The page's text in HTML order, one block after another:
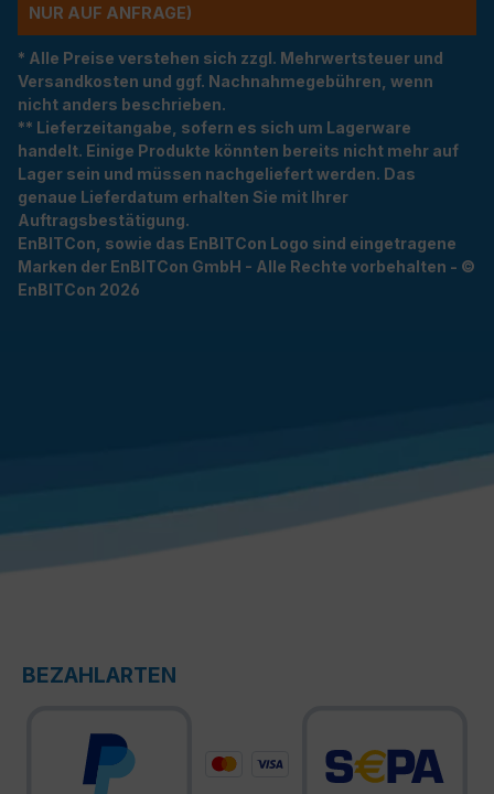
R AUF ANFRAGE)
* Alle Preise verstehen sich zzgl. Mehrwertsteuer und
Versandkosten und ggf. Nachnahmegebühren, wenn
nicht anders beschrieben.
** Lieferzeitangabe, sofern es sich um Lagerware
handelt. Einige Produkte könnten bereits nicht mehr auf
Lager sein und müssen nachgeliefert werden. Das
genaue Lieferdatum erhalten Sie mit Ihrer
Auftragsbestätigung.
EnBITCon, sowie das EnBITCon Logo sind eingetragene
Marken der EnBITCon GmbH - Alle Rechte vorbehalten - ©
EnBITCon 2026
BEZAHLARTEN